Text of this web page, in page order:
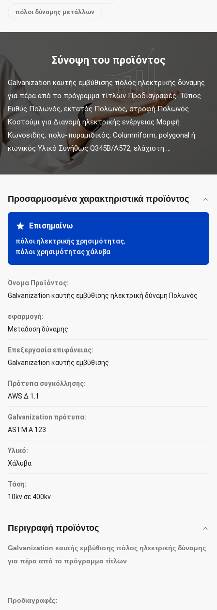
πόλοι δύναμης μετάλλων
Σύνοψη του προϊόντος
Galvanization καυτής εμβύθισης πόλος ηλεκτρικής δύναμης
για πέρα από το πρόγραμμα τίτλων Προδιαγραφές: Τύπος
Ευθύς Πολωνός, εκτατός Πολωνός, στροφή Πολωνός
Κοστούμι για Διανομή ηλεκτρικής ενέργειας Μορφή
Κωνοειδής, πολυ-πυραμιδικός, Columniform, polygonal ή
κωνικός Υλικό Συνήθως Q345B/A572, ελάχιστη ...
Προσαρμοσμένα χαρακτηριστικά προϊόντος
Επισημαίνω
πόλοι ηλεκτρικής χρησιμότητας,
πόλοι χρησιμότητας χάλυβα
Όνομα Προϊόντος:
Galvanization καυτής εμβύθισης ηλεκτρική δύναμη Πολωνός
εφαρμογή:
Μετάδοση δύναμης
Επεξεργασία επιφάνειας:
Galvanization καυτής εμβύθισης
Πρότυπα συγκόλλησης:
AWS Δ 1.1
Galvanization πρότυπα:
ASTM Α 123
Υλικό:
Χάλυβα
Τάση:
10kv σε 400kv
Περιγραφή προϊόντος
Galvanization καυτής εμβύθισης πόλος ηλεκτρικής δύναμης
για πέρα από το πρόγραμμα τίτλων
Προδιαγραφές: